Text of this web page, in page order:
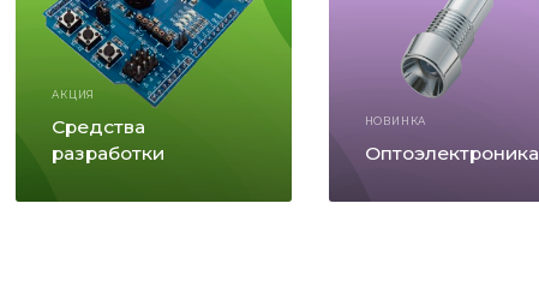
АКЦИЯ
Средства
разработки
НОВИНКА
Оптоэлектроника